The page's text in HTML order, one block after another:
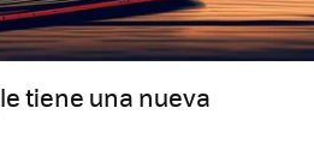
tiene una nueva